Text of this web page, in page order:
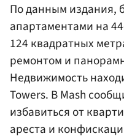
По данным издания,
апартаментами на
124 квадратных
ремонтом и
Недвижимость
Towers. В Mash
избавиться от
ареста и